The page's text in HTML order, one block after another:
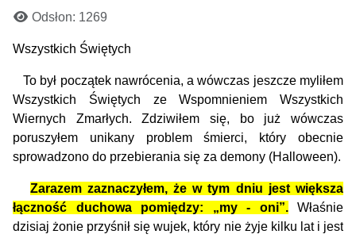
Odsłon: 1269
Wszystkich Świętych
To był początek nawrócenia, a wówczas jeszcze myliłem
Wszystkich Świętych ze Wspomnieniem Wszystkich
Wiernych Zmarłych. Zdziwiłem się, bo już wówczas
poruszyłem unikany problem śmierci, który obecnie
sprowadzono do przebierania się za demony (Halloween).
Zarazem zaznaczyłem, że w tym dniu jest większa
łączność duchowa pomiędzy: „my - oni”.Właśnie
dzisiaj żonie przyśnił się wujek, który nie żyje kilku lat i jest